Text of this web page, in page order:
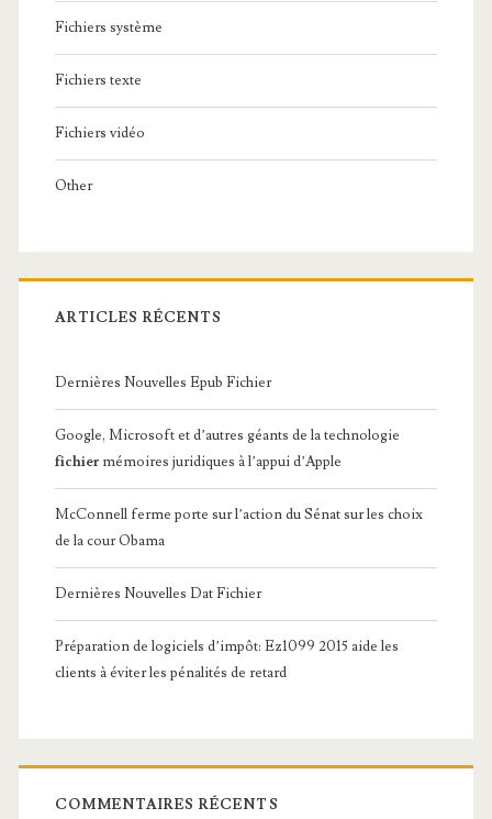
Fichiers système
Fichiers texte
Fichiers vidéo
Other
ARTICLES RÉCENTS
Dernières Nouvelles Epub Fichier
Google, Microsoft et d’autres géants de la technologie
fichier mémoires juridiques à l’appui d’Apple
McConnell ferme porte sur l’action du Sénat sur les choix
de la cour Obama
Dernières Nouvelles Dat Fichier
Préparation de logiciels d’impôt: Ez1099 2015 aide les
clients à éviter les pénalités de retard
COMMENTAIRES RÉCENTS